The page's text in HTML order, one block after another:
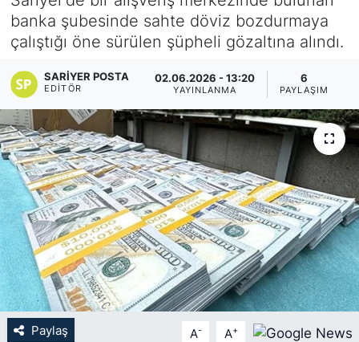
banka şubesinde sahte döviz bozdurmaya
çalıştığı öne sürülen şüpheli gözaltına alındı.
SARIYER POSTA
EDITÖR
02.06.2026 - 13:20
YAYINLANMA
6
PAYLAŞIM
Paylaş A- A+
KÖŞE YAZILARI
KÖŞE YAZILARI (Arşiv)
KÜLTÜR SANAT
MAGAZİN
RÖPORTAJ
SAĞLIK
SARIYER HABERLERİ
SARIYER İMAR BARIŞI